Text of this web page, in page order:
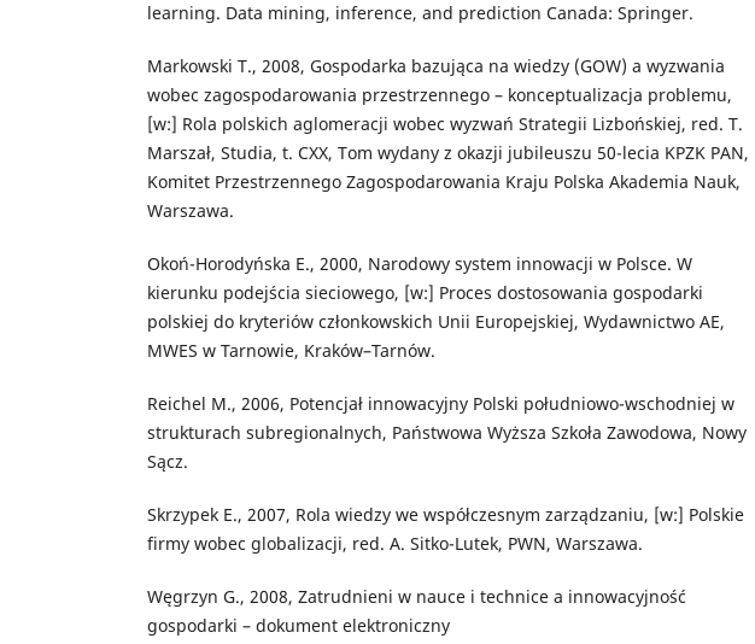
learning. Data mining, inference, and prediction Canada: Springer.
Markowski T., 2008, Gospodarka bazująca na wiedzy (GOW) a wyzwania
wobec zagospodarowania przestrzennego – konceptualizacja problemu,
[w:] Rola polskich aglomeracji wobec wyzwań Strategii Lizbońskiej, red. T.
Marszał, Studia, t. CXX, Tom wydany z okazji jubileuszu 50-lecia KPZK PAN,
Komitet Przestrzennego Zagospodarowania Kraju Polska Akademia Nauk,
Warszawa.
Okoń-Horodyńska E., 2000, Narodowy system innowacji w Polsce. W
kierunku podejścia sieciowego, [w:] Proces dostosowania gospodarki
polskiej do kryteriów członkowskich Unii Europejskiej, Wydawnictwo AE,
MWES w Tarnowie, Kraków–Tarnów.
Reichel M., 2006, Potencjał innowacyjny Polski południowo-wschodniej w
strukturach subregionalnych, Państwowa Wyższa Szkoła Zawodowa, Nowy
Sącz.
Skrzypek E., 2007, Rola wiedzy we współczesnym zarządzaniu, [w:] Polskie
firmy wobec globalizacji, red. A. Sitko-Lutek, PWN, Warszawa.
Węgrzyn G., 2008, Zatrudnieni w nauce i technice a innowacyjność
gospodarki – dokument elektroniczny